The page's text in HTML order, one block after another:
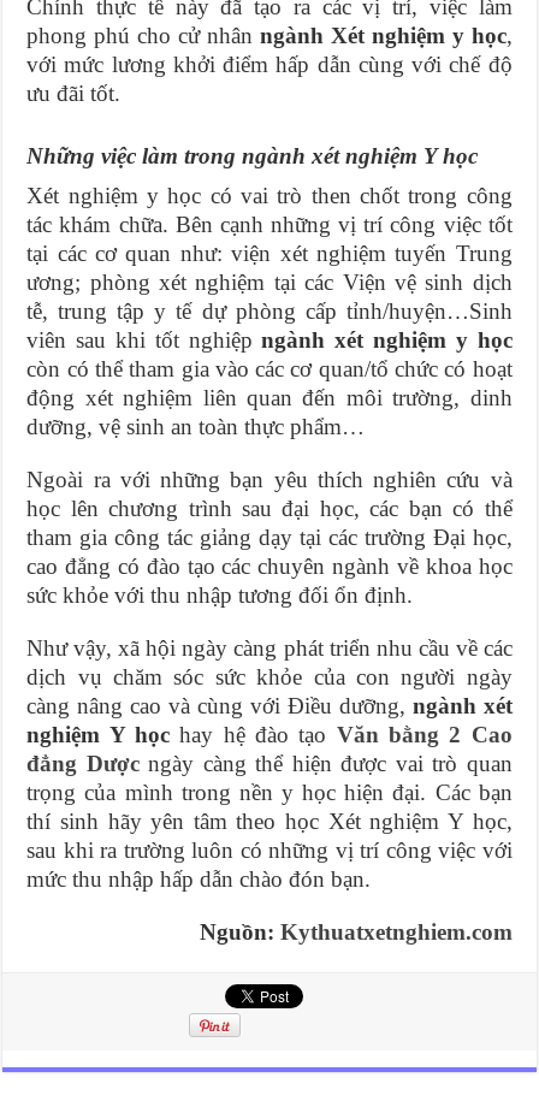
Chính thực tế này đã tạo ra các vị trí, việc làm
phong phú cho cử nhân ngành Xét nghiệm y học,
với mức lương khởi điểm hấp dẫn cùng với chế độ
ưu đãi tốt.
Những việc làm trong ngành xét nghiệm Y học
Xét nghiệm y học có vai trò then chốt trong công
tác khám chữa. Bên cạnh những vị trí công việc tốt
tại các cơ quan như: viện xét nghiệm tuyến Trung
ương; phòng xét nghiệm tại các Viện vệ sinh dịch
tễ, trung tập y tế dự phòng cấp tỉnh/huyện…Sinh
viên sau khi tốt nghiệp ngành xét nghiệm y học
còn có thể tham gia vào các cơ quan/tổ chức có hoạt
động xét nghiệm liên quan đến môi trường, dinh
dưỡng, vệ sinh an toàn thực phẩm…
Ngoài ra với những bạn yêu thích nghiên cứu và
học lên chương trình sau đại học, các bạn có thể
tham gia công tác giảng dạy tại các trường Đại học,
cao đẳng có đào tạo các chuyên ngành về khoa học
sức khỏe với thu nhập tương đối ổn định.
Như vậy, xã hội ngày càng phát triển nhu cầu về các
dịch vụ chăm sóc sức khỏe của con người ngày
càng nâng cao và cùng với Điều dưỡng, ngành xét
nghiệm Y họchay hệ đào tạo Văn bằng 2 Cao
đẳng Dượcngày càng thể hiện được vai trò quan
trọng của mình trong nền y học hiện đại. Các bạn
thí sinh hãy yên tâm theo học Xét nghiệm Y học,
sau khi ra trường luôn có những vị trí công việc với
mức thu nhập hấp dẫn chào đón bạn.
Nguồn: Kythuatxetnghiem.com